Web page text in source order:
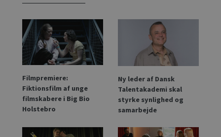
Filmpremiere:
Fiktionsfilm af unge
filmskabere i Big Bio
Holstebro
Ny leder af Dansk
Talentakademi skal
styrke synlighed og
samarbejde